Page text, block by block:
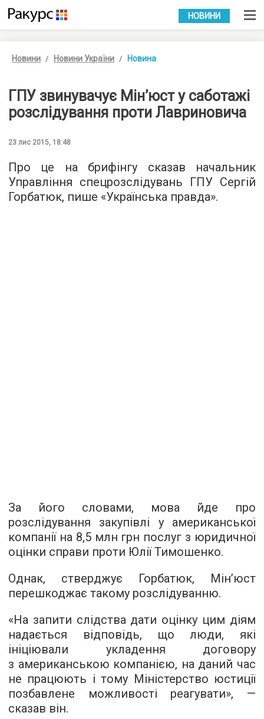
УКР РУС
НОВИНИ
Новини Новини України Новина
ГПУ звинувачує Мін’юст у саботажі
розслідування проти Лавриновича
23 лис 2015, 18:48
Про це на брифінгу сказав начальник
Управління спецрозслідувань ГПУ Сергій
Горбатюк, пише «Українська правда».
За його словами, мова йде про
розслідування закупівлі у американської
компанії на 8,5 млн грн послуг з юридичної
оцінки справи проти Юлії Тимошенко.
Однак, стверджує Горбатюк, Мін’юст
перешкоджає такому розслідуванню.
«На запити слідства дати оцінку цим діям
надається відповідь, що люди, які
ініціювали укладення договору
з американською компанією, на даний час
не працюють і тому Міністерство юстиції
позбавлене можливості реагувати», —
сказав він.